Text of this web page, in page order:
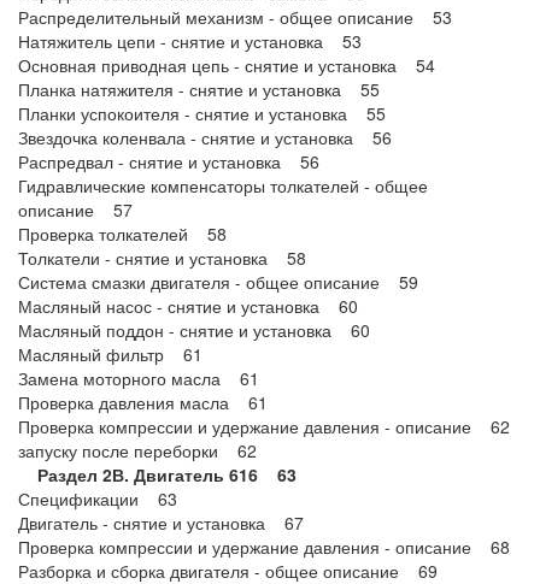
Распределительный механизм - общее описание 53
Натяжитель цепи - снятие и установка 53
Основная приводная цепь - снятие и установка 54
Планка натяжителя - снятие и установка 55
Планки успокоителя - снятие и установка 55
Звездочка коленвала - снятие и установка 56
Распредвал - снятие и установка 56
Гидравлические компенсаторы толкателей - общее
описание 57
Проверка толкателей 58
Толкатели - снятие и установка 58
Система смазки двигателя - общее описание 59
Масляный насос - снятие и установка 60
Масляный поддон - снятие и установка 60
Масляный фильтр 61
Замена моторного масла 61
Проверка давления масла 61
Проверка компрессии и удержание давления - описание 62
запуску после переборки 62
Раздел 2В. Двигатель 616 63
Спецификации 63
Двигатель - снятие и установка 67
Проверка компрессии и удержание давления - описание 68
Разборка и сборка двигателя - общее описание 69